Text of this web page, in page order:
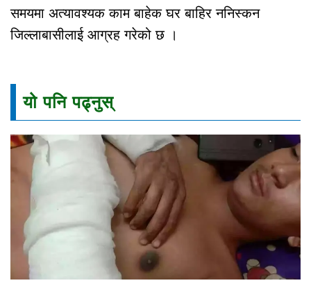
समयमा अत्यावश्यक काम बाहेक घर बाहिर ननिस्कन
जिल्लाबासीलाई आग्रह गरेको छ ।
यो पनि पढ्नुस्